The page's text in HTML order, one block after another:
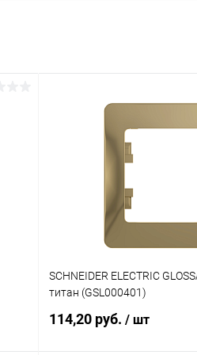
SCHNEIDER ELECTRIC
титан (GSL000401)
114,20 руб. / шт